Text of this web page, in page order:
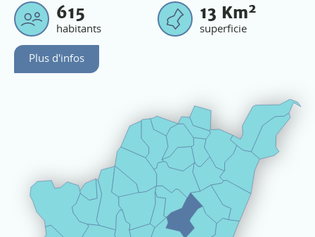
615
habitants
13 Km2
superficie
Plus d'infos